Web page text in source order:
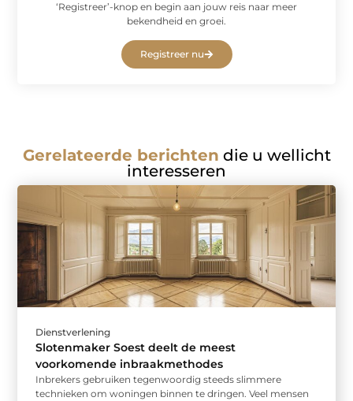
‘Registreer’-knop en begin aan jouw reis naar meer
bekendheid en groei.
Registreer nu
Gerelateerde berichten die u wellicht
interesseren
Dienstverlening
Slotenmaker Soest deelt de meest
voorkomende inbraakmethodes
Inbrekers gebruiken tegenwoordig steeds slimmere
technieken om woningen binnen te dringen. Veel mensen